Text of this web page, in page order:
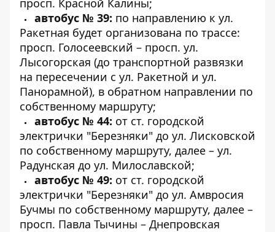
просп. Красной Калины;
автобус № 39: по направлению к ул.
Ракетная будет организована по трассе:
просп. Голосеевский – просп. ул.
Лысогорская (до транспортной развязки
на пересечении с ул. Ракетной и ул.
Панорамной), в обратном направлении по
собственному маршруту;
автобус № 44: от ст. городской
электрички "Березняки" до ул. Лисковской
по собственному маршруту, далее – ул.
Радунская до ул. Милославской;
автобус № 49: от ст. городской
электрички "Березняки" до ул. Амвросия
Бучмы по собственному маршруту, далее –
просп. Павла Тычины – Днепровская